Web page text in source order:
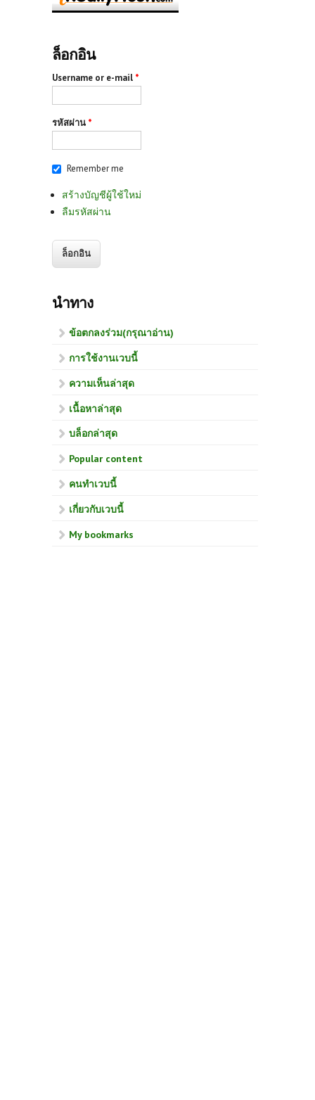
ล็อกอิน
Username or e-mail *
รหัสผ่าน *
Remember me
สร้างบัญชีผู้ใช้ใหม่
ลืมรหัสผ่าน
นำทาง
ข้อตกลงร่วม(กรุณาอ่าน)
การใช้งานเวบนี้
ความเห็นล่าสุด
เนื้อหาล่าสุด
บล็อกล่าสุด
Popular content
คนทำเวบนี้
เกี่ยวกับเวบนี้
My bookmarks